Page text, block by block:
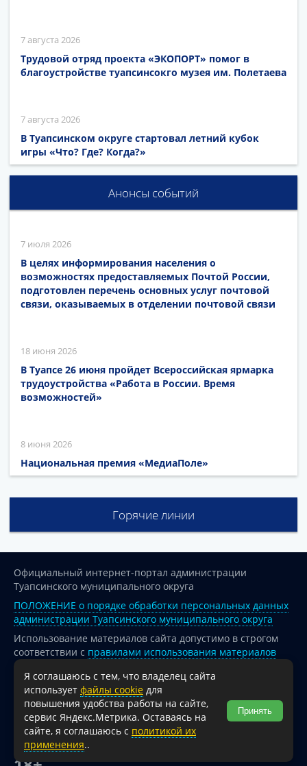
7 августа 2026
Трудовой отряд проекта «ЭКОПОРТ» помог в
благоустройстве туапсинсокго музея им. Полетаева
7 августа 2026
В Туапсинском округе стартовал летний кубок
игры «Что? Где? Когда?»
Анонсы событий
7 июля 2026
В целях информирования населения о
возможностях предоставляемых Почтой России,
подготовлен перечень основных услуг почтовой
связи, оказываемых в отделении почтовой связи
18 июня 2026
В Туапсе 26 июня пройдет Всероссийская ярмарка
трудоустройства «Работа в России. Время
возможностей»
8 июня 2026
Национальная премия «МедиаПоле»
Горячие линии
Официальный интернет-портал администрации
Туапсинского муниципального округа
ПОЛОЖЕНИЕ о порядке обработки персональных данных
администрации Туапсинского муниципального округа
Использование материалов сайта допустимо в строгом
соответствии с правилами использования материалов
опубликованных на сайте
При перепечатке и использовании информации ссылка
на источник обязательна.
Для сайтов и страниц сети Интернет обязательна
активная гиперссылка на официальный интернет-портал
администрации Туапсинского муниципального округа.
Я соглашаюсь с тем, что владелец сайта
использует файлы cookie для
повышения удобства работы на сайте,
сервис Яндекс.Метрика. Оставаясь на
сайте, я соглашаюсь с политикой их
применения..
Принять